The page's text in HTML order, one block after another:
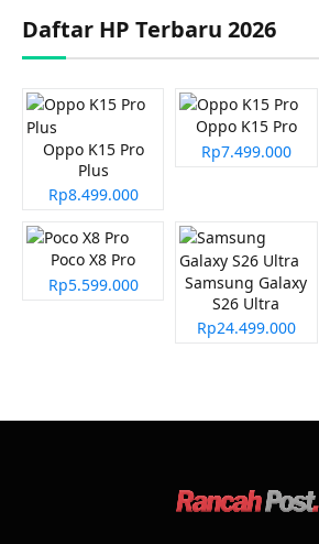
Daftar HP Terbaru 2026
Oppo K15 Pro
Plus
Rp8.499.000
Oppo K15 Pro
Rp7.499.000
Poco X8 Pro
Rp5.599.000
Samsung Galaxy
S26 Ultra
Rp24.499.000